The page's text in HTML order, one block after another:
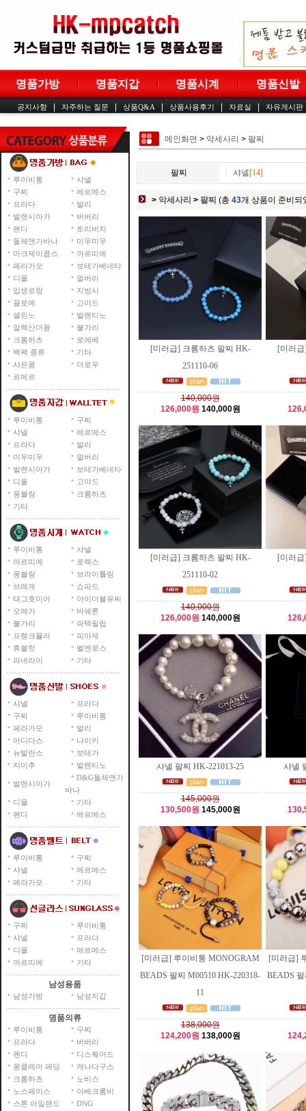
명품가방 명품지갑 명품시계 명품신발
공지사항 자주하는 질문 상품Q&A 상품사용후기 자료실 자유게시판
루이비통
샤넬
구찌
에르메스
프라다
발리
발렌시아가
버버리
펜디
토리버치
돌체앤가바나
미우미우
마크제이콥스
까르띠에
페라가모
보테가베네타
디올
멀버리
입생로랑
지방시
끌로에
고야드
셀린느
발렌티노
알렉산더왕
불가리
크롬하츠
로에베
백팩 종류
기타
사은품
더로우
르메르
루이비통
구찌
샤넬
에르메스
프라다
발리
미우미우
멀버리
발렌시아가
보테가베네타
디올
고야드
몽블랑
크롬하츠
기타
루이비통
샤넬
까르띠에
로렉스
몽블랑
브라이틀링
브레게
쇼파드
태그호이어
아이더블유씨
오메가
바쉐론
불가리
파텍필립
프랭크뮬러
피아제
휴블럿
벨엔로스
파네라이
기타
샤넬
프라다
구찌
루이비통
페라가모
발리
아디다스
나이키
뉴발란스
보테가
지미추
발렌티노
발렌시아가
D&G돌체앤가
바나
디올
기타
펜디
에르메스
루이비통
구찌
샤넬
에르메스
페라가모
기타
구찌
루이비통
샤넬
프라다
디올
에르메스
까르띠에
기타
남성용품
남성가방 남성지갑
명품의류
루이비통
구찌
프라다
버버리
펜디
디스퀘어드
몽클레어 패딩
캐나다구스
크롬하츠
노비스
노스페이스
아베크롬비
스톤 아일랜드
DNG
메인화면 > 악세사리 > 팔찌
팔찌 샤넬 [14]
> 악세사리 > 팔찌 (총 43개 상품이 준비되
[미러급] 크롬하츠 팔찌 HK-
251110-06
140,000원
126,000원 140,000원
[미러
[미러급] 크롬하츠 팔찌 HK-
251110-02
140,000원
126,000원 140,000원
[미러
샤넬 팔찌 HK-221013-25
145,000원
130,500원 145,000원
샤넬
[미러급] 루이비통 MONOGRAM
BEADS 팔찌 M00510 HK-220318-
11
138,000원
124,200원 138,000원
[미러급]
BEADS